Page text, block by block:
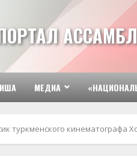
МЕДИА
туркменского